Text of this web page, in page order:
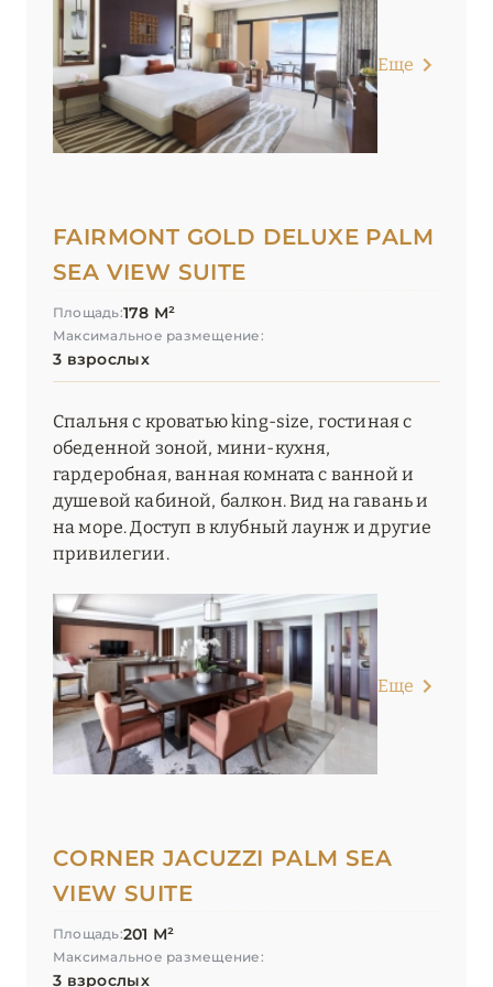
Еще
FAIRMONT GOLD DELUXE PALM
SEA VIEW SUITE
Площадь:178 М²
Максимальное размещение:
3 взрослых
Спальня с кроватью king-size, гостиная с
обеденной зоной, мини-кухня,
гардеробная, ванная комната с ванной и
душевой кабиной, балкон. Вид на гавань и
на море. Доступ в клубный лаунж и другие
привилегии.
Еще
CORNER JACUZZI PALM SEA
VIEW SUITE
Площадь:201 М²
Максимальное размещение:
3 взрослых